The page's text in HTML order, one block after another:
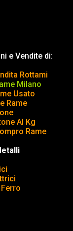
e Vendite di:
Rottami
Milano
Usato
Rame
Al Kg
Rame